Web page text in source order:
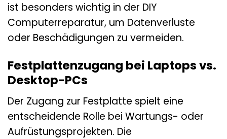
ist besonders wichtig in der DIY
Computerreparatur, um Datenverluste
oder Beschädigungen zu vermeiden.
Festplattenzugang bei Laptops vs.
Desktop-PCs
Der Zugang zur Festplatte spielt eine
entscheidende Rolle bei Wartungs- oder
Aufrüstungsprojekten. Die